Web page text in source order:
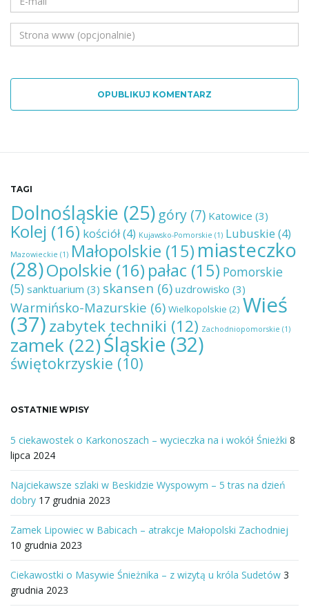
OPUBLIKUJ KOMENTARZ
TAGI
Dolnośląskie (25)góry (7) Katowice (3)
Kolej (16) kościół(4) Kujawsko-Pomorskie (1) Lubuskie (4)
Mazowieckie (1) Małopolskie (15) miasteczko
(28)Opolskie (16) pałac (15) Pomorskie
(5) sanktuarium (3) skansen (6) uzdrowisko (3)
Warmińsko-Mazurskie (6) Wielkopolskie (2) Wieś
(37)zabytek techniki (12) Zachodniopomorskie (1)
zamek (22)Śląskie (32)
świętokrzyskie (10)
OSTATNIE WPISY
5 ciekawostek o Karkonoszach – wycieczka na i wokół Śnieżki 8
lipca 2024
Najciekawsze szlaki w Beskidzie Wyspowym – 5 tras na dzień
dobry 17 grudnia 2023
Zamek Lipowiec w Babicach – atrakcje Małopolski Zachodniej
10 grudnia 2023
Ciekawostki o Masywie Śnieżnika – z wizytą u króla Sudetów 3
grudnia 2023